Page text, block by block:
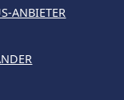
ANBIETER